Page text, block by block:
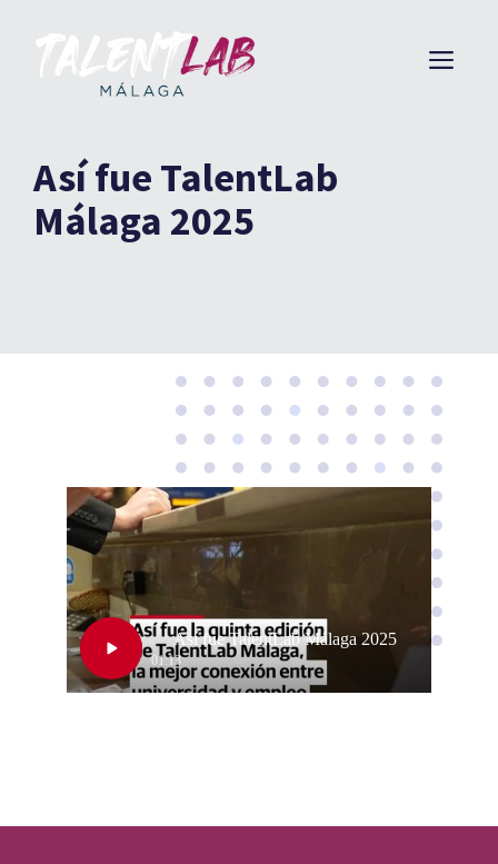
contenido
Así fue TalentLab
Málaga 2025